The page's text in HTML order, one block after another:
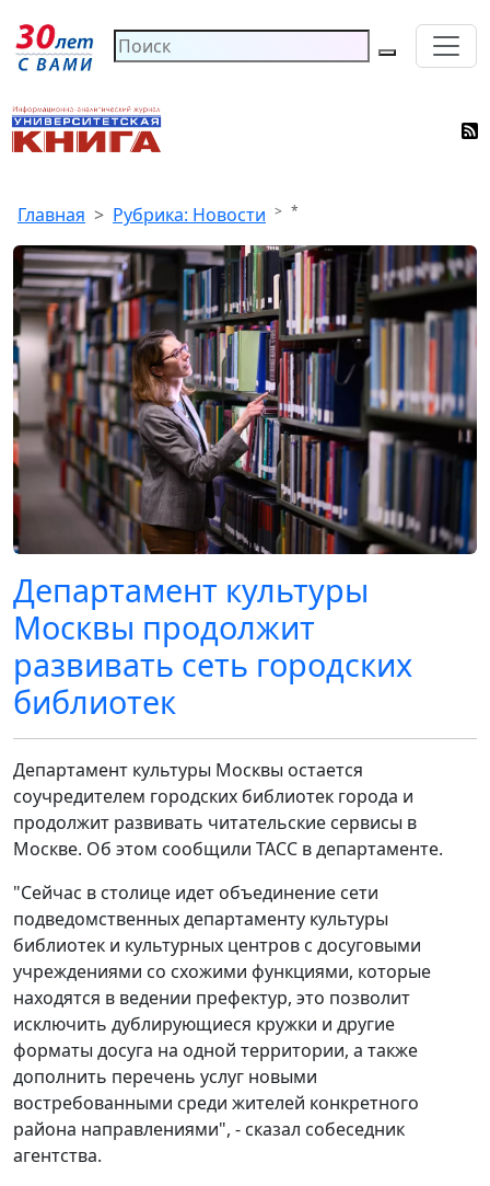
Главная Рубрика: Новости *
Департамент культуры
Москвы продолжит
развивать сеть городских
библиотек
Департамент культуры Москвы остается
соучредителем городских библиотек города и
продолжит развивать читательские сервисы в
Москве. Об этом сообщили ТАСС в департаменте.
"Сейчас в столице идет объединение сети
подведомственных департаменту культуры
библиотек и культурных центров с досуговыми
учреждениями со схожими функциями, которые
находятся в ведении префектур, это позволит
исключить дублирующиеся кружки и другие
форматы досуга на одной территории, а также
дополнить перечень услуг новыми
востребованными среди жителей конкретного
района направлениями", - сказал собеседник
агентства.